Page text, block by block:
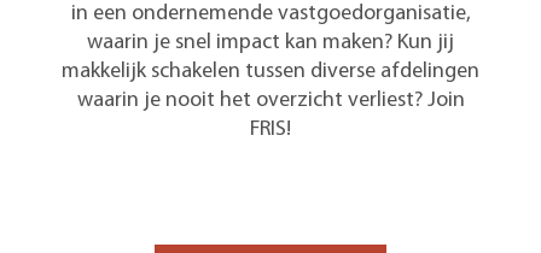
in een ondernemende vastgoedorganisatie,
waarin je snel impact kan maken? Kun jij
makkelijk schakelen tussen diverse afdelingen
waarin je nooit het overzicht verliest? Join
FRIS!